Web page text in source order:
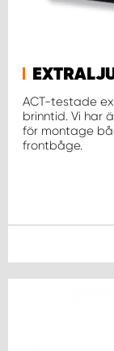
ACT-testade
brinntid. Vi har
för montage
frontbåge.
WORK SYSTEM